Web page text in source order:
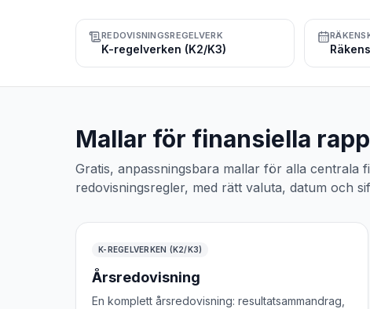
REDOVISNINGSREGELVERK
K-regelverken (K2/K3)
Mallar för finansiella
Gratis, anpassningsbara mallar för alla
redovisningsregler, med rätt valuta, datum och
K-REGELVERKEN (K2/K3)
Årsredovisning
En komplett årsredovisning: resultatsammandrag,